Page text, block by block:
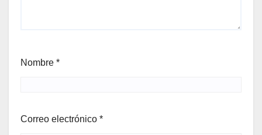
Nombre *
Correo electrónico *